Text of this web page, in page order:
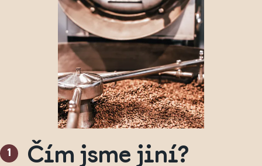
1 Čím jsme jiní?